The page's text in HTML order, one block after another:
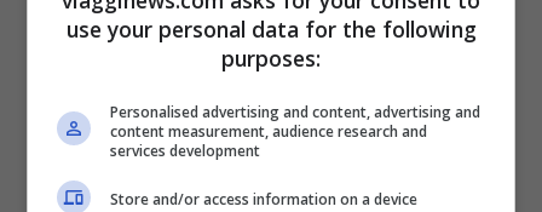
Offerta da Expedia: link
Hotel Rosso Malto(3 stelle)
Porto Santo Stefano, Monte Argentario
Da€ 120
per due persone in camera
use your personal data for the following
purposes:
Personalised advertising and content, advertising and
content measurement, audience research and
services development
Store and/or access information on a device